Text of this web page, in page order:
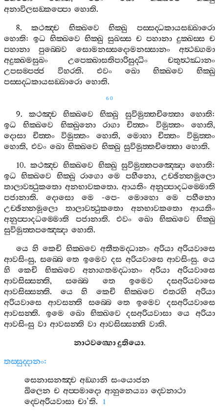
අනාවිලසඞ‍්කප‍්පො හොති.
8.කථඤ‍්ච භික‍්ඛවෙ භික‍්ඛු
පස‍්සද‍්ධකායසඞ‍්ඛාරො
හොති: ඉධ භික‍්ඛවෙ භික‍්ඛු සුඛස‍්ස ච පහානා දුක‍්ඛස‍්ස ච
පහානා
පුබ‍්බෙව සොමනස‍්සදොමනස‍්සානං
අත්‍ථඞ‍්ගමා
අදුක‍්ඛමසුඛං
උපෙක‍්ඛාසතිපාරිසුද‍්ධිං
චතුත්‍ථඣානං
උපසම‍්පජ‍්ජ
විහරති. එවං ඛො භික‍්ඛවෙ
භික‍්ඛු
පස‍්සද‍්ධකායසඞ‍්ඛාරො හොති.
60
9. කථඤ‍්ච භික‍්ඛවෙ භික‍්ඛු සුවිමුත‍්තචිත‍්තො හොති:
ඉධ
භික‍්ඛවෙ භික‍්ඛුනො රාගා චිත‍්තං විමුත‍්තං හොති,
දොසා
චිත‍්තං විමුත‍්තං හොති, මොහා චිත‍්තං
විමුත‍්තං
හොති, එවං ඛො භික‍්ඛවෙ භික‍්ඛු සුවිමුත‍්තචිත‍්තො හොති.
10.කථඤ‍්ච භික‍්ඛවෙ භික‍්ඛු සුවිමුත‍්තපඤ‍්ඤො හොති:
ඉධ භික‍්ඛවෙ භික‍්ඛු රාගො මෙ පහීනො,උච‍්ඡින‍්නමූලො
තාලාවත්‍ථුකතො අනභාවකතො. ආයතිං අනුප‍්පාදධම‍්මොති
පජානාති. දොසො මෙ -පෙ- මොහො මෙ
පහීනො
උච‍්ඡින‍්නමූලො
තාලාවත්‍ථුකතො අනභාවකතො
ආයතිං
අනුප‍්පාදධම‍්මොති
පජානාති.එවං ඛො භික‍්ඛවෙ
භික‍්ඛු
සුවිමුත‍්තපඤ‍්ඤො හොති.
යෙ හි කෙචි භික‍්ඛවෙ අතීතමද‍්ධානං අරියා අරියවාසෙ
ආවසිංසු, සබ‍්බෙ තෙ ඉමෙව දස අරියවාසෙ ආවසිංසු.යෙ
හි
කෙචි භික‍්ඛවෙ අනාගතමද‍්ධානං අරියා
අරියවාසෙ
ආවසිස‍්සන‍්ති,සබ‍්බෙ තෙ ඉමෙව
දසඅරියවාසෙ
ආවසිස‍්සන‍්ති. යෙ හි කෙචි භික‍්ඛවෙ එතරහි
අරියා
අරියවාසෙ
ආවසන‍්ති සබ‍්බෙ තෙ ඉමෙව
දසඅරියවාසෙ
ආවසන‍්ති. ඉමෙ ඛො භික‍්ඛවෙ දසඅරියවාසා යෙ
අරියා
ආවසිංසු වා ආවසන‍්ති වා ආවසිස‍්සන‍්ති වාති.
නාථවග‍්ගොදුතියො.
තස‍්සුද‍්දානං:
සෙනාසනඤ‍්ච අඞ‍්ගානි සංයොජන
ඛිලෙන ච අප‍්පමාදො ආහුනෙය්‍යා ද‍්වෙනාථා
ද‍්වෙඅරියවාසා චා’ති. 1